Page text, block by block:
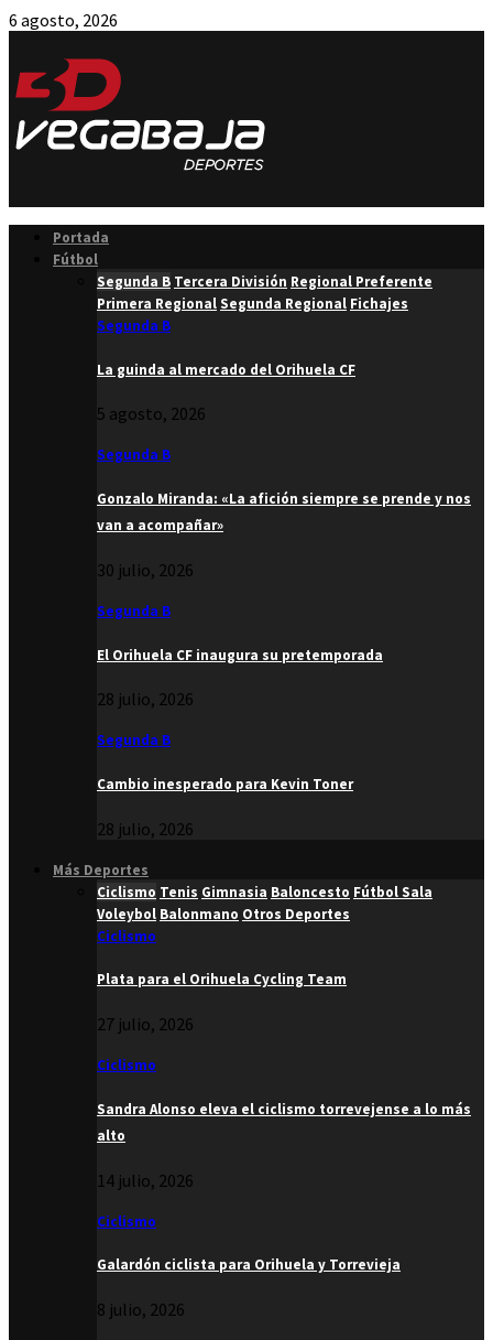
6 agosto, 2026
Portada
Fútbol
Segunda B Tercera División Regional Preferente
Primera RegionalSegunda Regional Fichajes
Segunda B
La guinda al mercado del Orihuela CF
5 agosto, 2026
Segunda B
Gonzalo Miranda: «La afición siempre se prende y nos
van a acompañar»
30 julio, 2026
Segunda B
El Orihuela CF inaugura su pretemporada
28 julio, 2026
Segunda B
Cambio inesperado para Kevin Toner
28 julio, 2026
Más Deportes
Ciclismo Tenis Gimnasia Baloncesto Fútbol Sala
Voleybol Balonmano Otros Deportes
Ciclismo
Plata para el Orihuela Cycling Team
27 julio, 2026
Ciclismo
Sandra Alonso eleva el ciclismo torrevejense a lo más
alto
14 julio, 2026
Ciclismo
Galardón ciclista para Orihuela y Torrevieja
8 julio, 2026